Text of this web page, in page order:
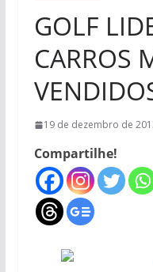
GOLF
CARROS
19 de dezembro de
Compartilhe!